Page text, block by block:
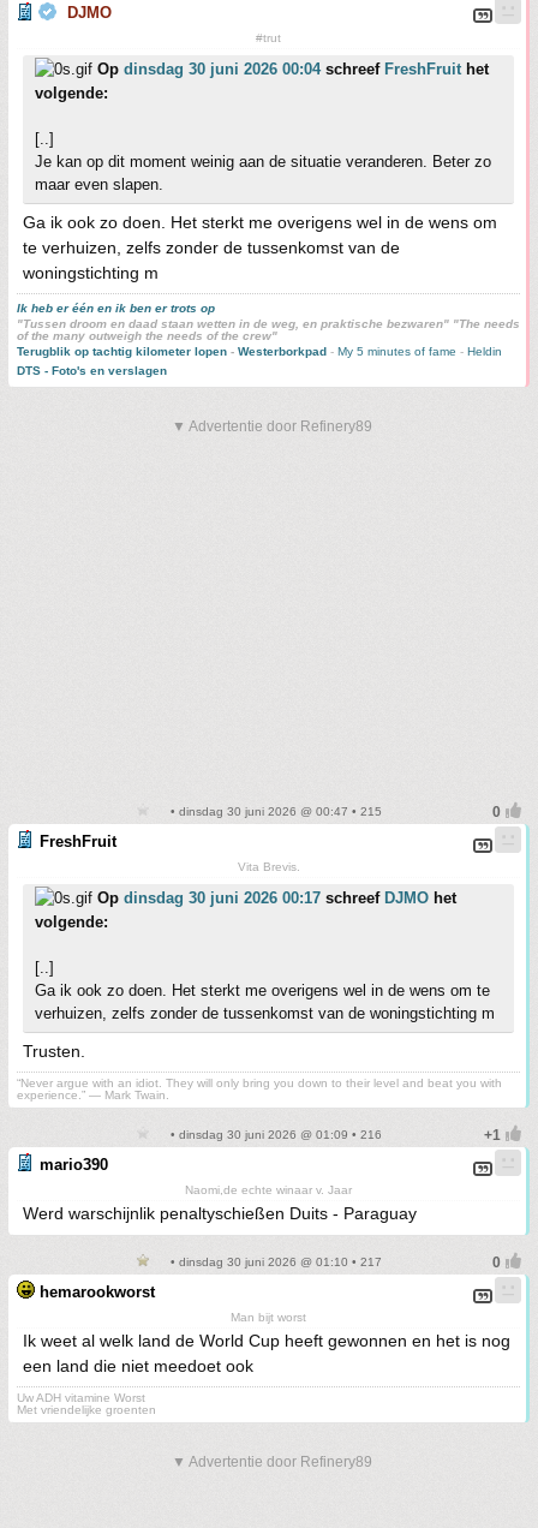
DJMO
#trut
Op dinsdag 30 juni 2026 00:04schreef FreshFruithet
volgende:
[..]
Je kan op dit moment weinig aan de situatie veranderen. Beter zo
maar even slapen.
Ga ik ook zo doen. Het sterkt me overigens wel in de wens om
te verhuizen, zelfs zonder de tussenkomst van de
woningstichting m
Ik heb er één en ik ben er trots op
"Tussen droom en daad staan wetten in de weg, en praktische bezwaren" "The needs
of the many outweigh the needs of the crew"
Terugblik op tachtig kilometer lopen - Westerborkpad - My 5 minutes of fame - Heldin
DTS - Foto's en verslagen
▼ Advertentie door Refinery89
• dinsdag 30 juni 2026 @ 00:47 • 215
FreshFruit
Vita Brevis.
Op dinsdag 30 juni 2026 00:17 schreef DJMO het
volgende:
[..]
Ga ik ook zo doen. Het sterkt me overigens wel in de wens om te
verhuizen, zelfs zonder de tussenkomst van de woningstichting m
Trusten.
“Never argue with an idiot. They will only bring you down to their level and beat you with
experience.” ― Mark Twain.
• dinsdag 30 juni 2026 @ 01:09 • 216
mario390
Naomi,de echte winaar v. Jaar
Werd warschijnlik penaltyschießen Duits - Paraguay
• dinsdag 30 juni 2026 @ 01:10 • 217
hemarookworst
Man bijt worst
Ik weet al welk land de World Cup heeft gewonnen en het is nog
een land die niet meedoet ook
Uw ADH vitamine Worst
Met vriendelijke groenten
▼ Advertentie door Refinery89